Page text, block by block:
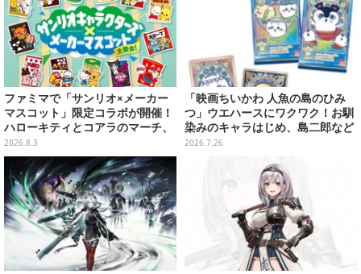
ファミマで「サンリオ×メーカー
マスコット」限定コラボが開催！
ハローキティとコアラのマーチ、
ハンギョドンと出前坊やなど全26
キャラが夢の共演
2026.8.3
「映画ちいかわ 人魚の島のひみ
つ」ウエハースにワクワク！お馴
染みのキャラはじめ、島二郎など
セイレーン編カード全22種
2026.7.26